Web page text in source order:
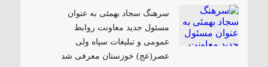
سرهنگ سجاد بهمئی به عنوان
مسئول جدید معاونت روابط
عمومی و تبلیغات سپاه ولی
عصر(عج) خوزستان معرفی شد